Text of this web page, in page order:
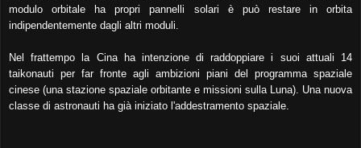
modulo orbitale ha propri pannelli solari è può restare in orbita
indipendentemente dagli altri moduli.
Nel frattempo la Cina ha intenzione di raddoppiare i suoi attuali 14
taikonauti per far fronte agli ambizioni piani del programma spaziale
cinese (una stazione spaziale orbitante e missioni sulla Luna). Una nuova
classe di astronauti ha già iniziato l'addestramento spaziale.